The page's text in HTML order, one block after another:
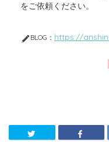
をご依頼ください。
BLOG： https://